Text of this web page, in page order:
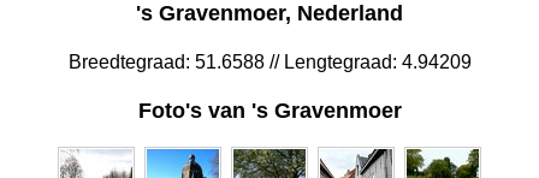
's Gravenmoer, Nederland
Breedtegraad: 51.6588 // Lengtegraad: 4.94209
Foto's van 's Gravenmoer